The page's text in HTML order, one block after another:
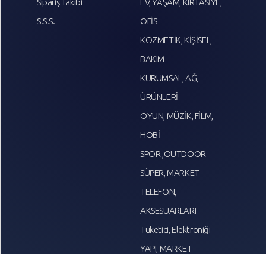
S.S.S.
OFİS
KOZMETİK, KİŞİSEL,
BAKIM
KURUMSAL, AĞ,
ÜRÜNLERİ
OYUN, MÜZİK, FİLM,
HOBİ
SPOR ,OUTDOOR
SÜPER, MARKET
TELEFON,
AKSESUARLARI
Tüketici, Elektroniği
YAPI, MARKET